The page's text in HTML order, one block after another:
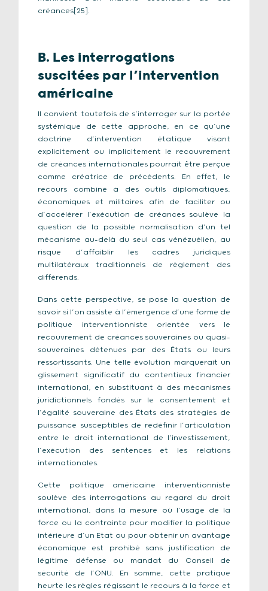
créances[25].
B. Les interrogations
suscitées par l’intervention
américaine
Il convient toutefois de s’interroger sur la portée
systémique de cette approche, en ce qu’une
doctrine d’intervention étatique visant
explicitement ou implicitement le recouvrement
de créances internationales pourrait être perçue
comme créatrice de précédents. En effet, le
recours combiné à des outils diplomatiques,
économiques et militaires afin de faciliter ou
d’accélérer l’exécution de créances soulève la
question de la possible normalisation d’un tel
mécanisme au-delà du seul cas vénézuélien, au
risque d’affaiblir les cadres juridiques
multilatéraux traditionnels de règlement des
différends.
Dans cette perspective, se pose la question de
savoir si l’on assiste à l’émergence d’une forme de
politique interventionniste orientée vers le
recouvrement de créances souveraines ou quasi-
souveraines détenues par des États ou leurs
ressortissants. Une telle évolution marquerait un
glissement significatif du contentieux financier
international, en substituant à des mécanismes
juridictionnels fondés sur le consentement et
l’égalité souveraine des États des stratégies de
puissance susceptibles de redéfinir l’articulation
entre le droit international de l’investissement,
l’exécution des sentences et les relations
internationales.
Cette politique américaine interventionniste
soulève des interrogations au regard du droit
international, dans la mesure où l’usage de la
force ou la contrainte pour modifier la politique
intérieure d’un Etat ou pour obtenir un avantage
économique est prohibé sans justification de
légitime défense ou mandat du Conseil de
sécurité de l’ONU. En somme, cette pratique
heurte les règles régissant le recours à la force et